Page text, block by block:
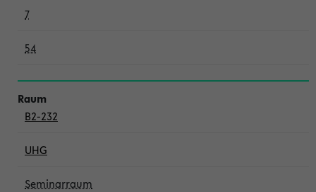
7
54
B2-232
UHG
Seminarraum